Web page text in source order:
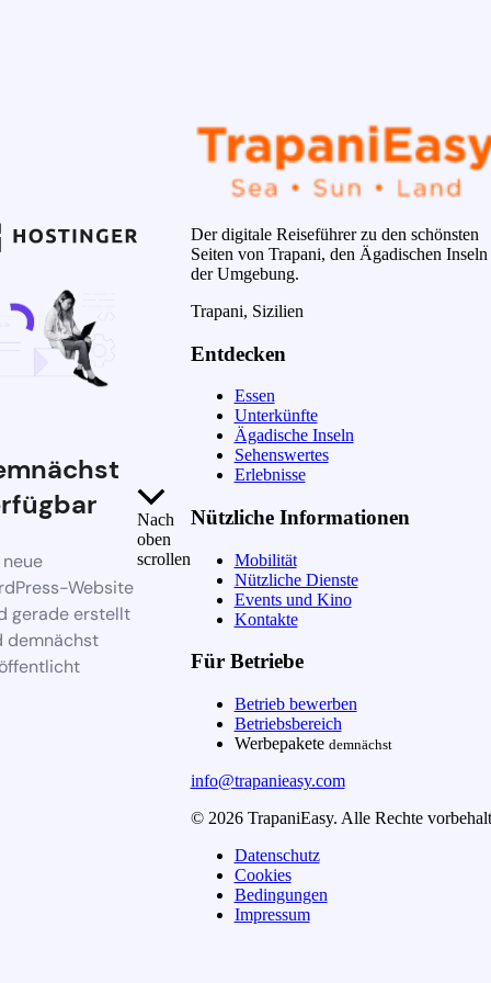
Website
gerade erstellt
demnächst
Nach
oben
scrollen
Der digitale Reiseführer zu den schönsten
Seiten von Trapani, den Ägadischen
der Umgebung.
Trapani, Sizilien
Entdecken
Essen
Unterkünfte
Ägadische Inseln
Sehenswertes
Erlebnisse
Nützliche Informationen
Mobilität
Nützliche Dienste
Events und Kino
Kontakte
Für Betriebe
Betrieb bewerben
Betriebsbereich
Werbepakete demnächst
info@trapanieasy.com
© 2026 TrapaniEasy. Alle Rechte
Datenschutz
Cookies
Bedingungen
Impressum